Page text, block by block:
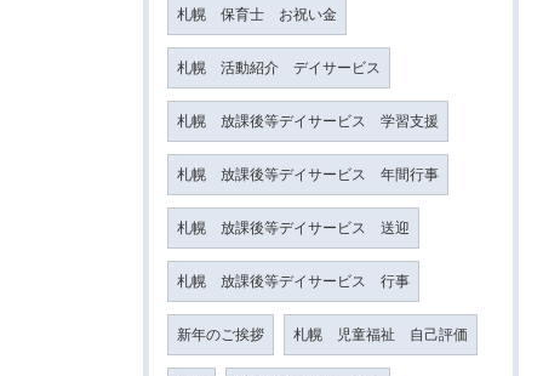
札幌 保育士 お祝い金
札幌 活動紹介 デイサービス
札幌 放課後等デイサービス 学習支援
札幌 放課後等デイサービス 年間行事
札幌 放課後等デイサービス 送迎
札幌 放課後等デイサービス 行事
新年のご挨拶 札幌 児童福祉 自己評価